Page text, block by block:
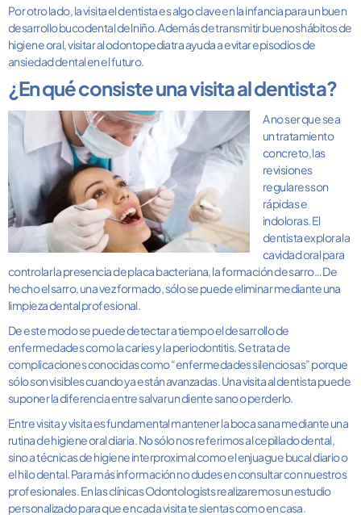
Por otro lado, la visita el dentista es algo clave en la infancia para un buen
desarrollo bucodental del niño. Además de transmitir buenos hábitos de
higiene oral, visitar al odontopediatra ayuda a evitar episodios de
ansiedad dental en el futuro.
¿En qué consiste una visita al dentista?
A no ser que sea
un tratamiento
concreto, las
revisiones
regulares son
rápidas e
indoloras. El
dentista explora la
cavidad oral para
controlar la presencia de placa bacteriana, la formación de sarro… De
hecho el sarro, una vez formado, sólo se puede eliminar mediante una
limpieza dental profesional.
De este modo se puede detectar a tiempo el desarrollo de
enfermedades como la caries y la periodontitis. Se trata de
complicaciones conocidas como “enfermedades silenciosas” porque
sólo son visibles cuando ya están avanzadas. Una visita al dentista puede
suponer la diferencia entre salvar un diente sano o perderlo.
Entre visita y visita es fundamental mantener la boca sana mediante una
rutina de higiene oral diaria. No sólo nos referimos al cepillado dental,
sino a técnicas de higiene interproximal como el enjuague bucal diario o
el hilo dental. Para más información no dudes en consultar con nuestros
profesionales. En las clínicas Odontologists realizaremos un estudio
personalizado para que en cada visita te sientas como en casa.